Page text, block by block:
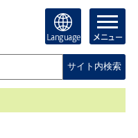
Language メニュー
サイト内検索